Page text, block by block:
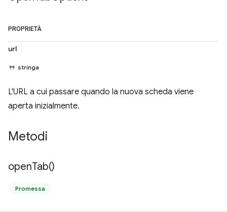
PROPRIETÀ
url
stringa
L'URL a cui passare quando la nuova scheda viene
aperta inizialmente.
Metodi
openTab()
Promessa